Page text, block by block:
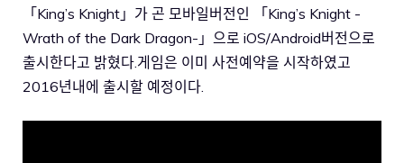
「King’s Knight」가 곤 모바일버전인 「King’s Knight -
Wrath of the Dark Dragon-」으로 iOS/Android버전으로
출시한다고 밝혔다.게임은 이미 사전예약을 시작하였고
2016년내에 출시할 예정이다.